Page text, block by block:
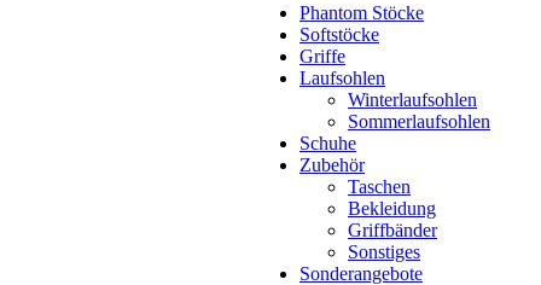
Phantom Stöcke
Softstöcke
Griffe
Laufsohlen
Winterlaufsohlen
Sommerlaufsohlen
Schuhe
Zubehör
Taschen
Bekleidung
Griffbänder
Sonstiges
Sonderangebote